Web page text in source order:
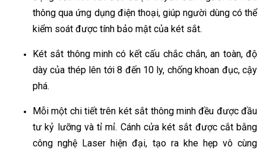
thông qua ứng dụng điện thoại, giúp người dùng có thể
kiểm soát được tính bảo mật của két sắt.
Két sắt thông minh có kết cấu chắc chắn, an toàn, độ
dày của thép lên tới 8 đến 10 ly, chống khoan đục, cậy
phá.
Mỗi một chi tiết trên két sắt thông minh đều được đầu
tư kỷ lưỡng và tỉ mỉ. Cánh cửa két sắt được cắt bằng
công nghệ Laser hiện đại, tạo ra khe hẹp vô cùng